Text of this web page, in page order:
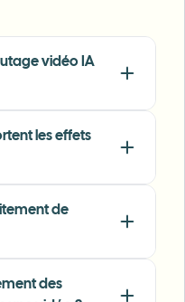
plate hiding
on-brand without
vidéo IA
les effets
de
des